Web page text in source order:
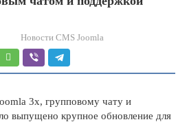
Новости CMS Joomla
3x, групповому чату и
выпущено крупное обновление для